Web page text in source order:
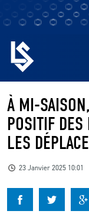
EQUIPES
BILLETTERIE
FANS
KIDS
À MI-
POSITIF
LES
23 Janvier 2025 10:01